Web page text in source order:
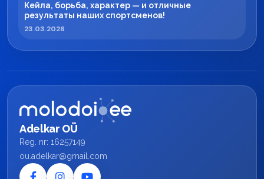
Кейла, борьба, характер — и отличные
результаты наших спортсменов!
23.03.2026
Adelkar OÜ
Reg. nr: 16257149
ou.adelkar@gmail.com